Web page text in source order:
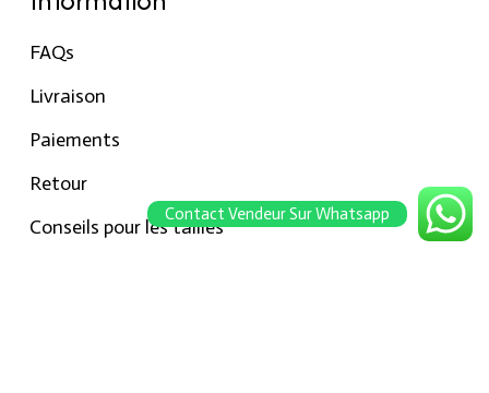
FAQs
Livraison
Paiements
Retour
Conseils pour les tailles
Contact Vendeur Sur Whatsapp